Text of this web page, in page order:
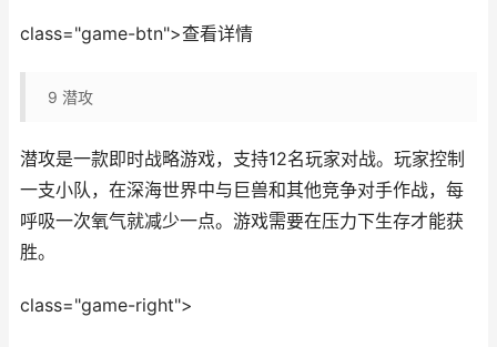
class="game-btn">查看详情
9 潜攻
潜攻是一款即时战略游戏，支持12名玩家对战。玩家控制
一支小队，在深海世界中与巨兽和其他竞争对手作战，每
呼吸一次氧气就减少一点。游戏需要在压力下生存才能获
胜。
class="game-right">